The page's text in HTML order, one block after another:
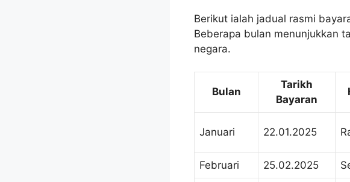
Berikut ialah jadual rasmi
Beberapa bulan menunjukkan
negara.
Bulan
Tarikh
Bayaran
Januari 22.01.2025
Februari 25.02.2025